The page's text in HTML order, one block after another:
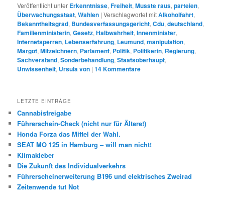
Veröffentlicht unter Erkenntnisse,Freiheit,Musste raus,parteien,
Überwachungsstaat,Wahlen |Verschlagwortet mitAlkoholfahrt,
Bekanntheitsgrad, Bundesverfassungsgericht,Cdu,deutschland,
Familienministerin,Gesetz,Halbwahrheit,Innenminister,
Internetsperren, Lebenserfahrung, Leumund,manipulation,
Margot,Mitzeichnern, Parlament, Politik, Politikerin, Regierung,
Sachverstand,Sonderbehandlung,Staatsoberhaupt,
Unwissenheit, Ursula von |14Kommentare
LETZTE EINTRÄGE
Cannabisfreigabe
Führerschein-Check (nicht nur für Ältere!)
Honda Forza das Mittel der Wahl.
SEAT MO 125 in Hamburg – will man nicht!
Klimakleber
Die Zukunft des Individualverkehrs
Führerscheinerweiterung B196 und elektrisches Zweirad
Zeitenwende tut Not